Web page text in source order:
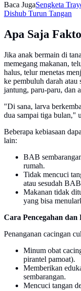
Baca JugaSengketa
Dishub Turun Tangan
Apa Saja
Jika anak bermain di
memegang makanan,
halus, telur menetas
ke pembuluh darah
jantung, paru-paru, dan
"Di sana, larva
dua sampai tiga bulan,"
Beberapa kebiasaan
lain:
BAB
rumah.
Tidak mencuci
atau sesudah
Makanan tidak
yang bisa
Cara Pencegahan dan
Penanganan cacingan
Minum obat
pirantel pamoat).
Memberikan
sembarangan.
Mencuci tangan